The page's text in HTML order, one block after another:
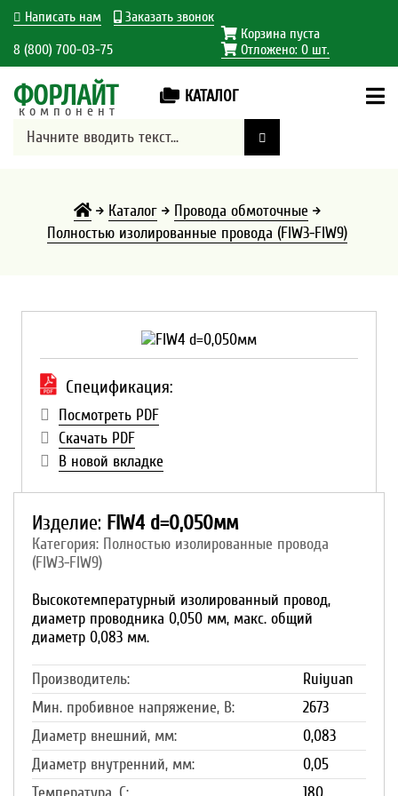
Написать нам Заказать звонок
8 (800) 700-03-75
Корзина пуста
Отложено: 0шт.
ФОРЛАЙТ
компонент
КАТАЛОГ
Каталог
Провода обмоточные
Полностью изолированные провода (FIW3-FIW9)
Спецификация:
Посмотреть PDF
Скачать PDF
В новой вкладке
Изделие: FIW4 d=0,050мм
Категория: Полностью изолированные провода
(FIW3-FIW9)
Высокотемпературный изолированный провод,
диаметр проводника 0,050 мм, макс. общий
диаметр 0,083 мм.
Производитель:
Ruiyuan
Мин. пробивное напряжение, В:
2673
Диаметр внешний, мм:
0,083
Диаметр внутренний, мм:
0,05